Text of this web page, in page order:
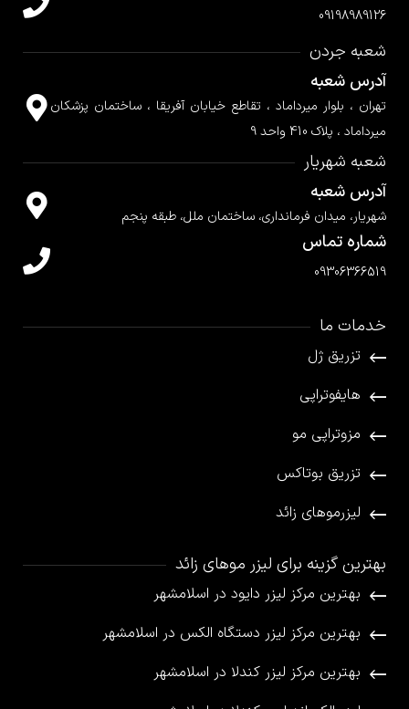
09198989126
شعبه جردن
آدرس شعبه
تهران ، بلوار میرداماد ، تقاطع خیابان آفریقا ، ساختمان پزشکان
میرداماد ، پلاک 410 واحد 9
شعبه شهریار
آدرس شعبه
شهریار، میدان فرمانداری، ساختمان ملل، طبقه پنجم
شماره تماس
09306366519
خدمات ما
تزریق ژل
هایفوتراپی
مزوتراپی مو
تزریق بوتاکس
لیزرموهای زائد
بهترین گزینه برای لیزر موهای زائد
بهترین مرکز لیزر دایود در اسلامشهر
بهترین مرکز لیزر دستگاه الکس در اسلامشهر
بهترین مرکز لیزر کندلا در اسلامشهر